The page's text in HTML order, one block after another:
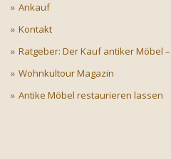
Ankauf
Kontakt
Ratgeber: Der Kauf antiker Möbel
Wohnkultour Magazin
Antike Möbel restaurieren lassen